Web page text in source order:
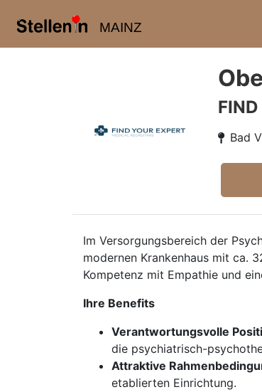
MAINZ
Bad
Im Versorgungsbereich der
modernen Krankenhaus mit ca.
Kompetenz mit Empathie und
Ihre Benefits
Verantwortungsvolle
die psychiatrisch-
Attraktive
etablierten Einrichtung.